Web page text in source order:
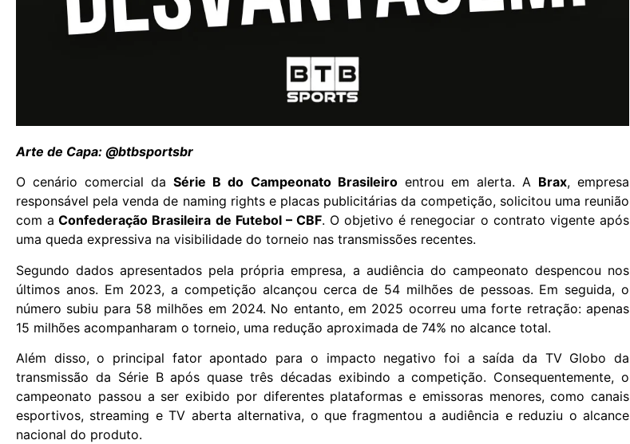
Arte de Capa: @btbsportsbr
O cenário comercial daSérie B do Campeonato Brasileiroentrou em alerta. A Brax, empresa
responsável pela venda de naming rights e placas publicitárias da competição, solicitou uma reunião
com a Confederação Brasileira de Futebol – CBF. O objetivo é renegociar o contrato vigente após
uma queda expressiva na visibilidade do torneio nas transmissões recentes.
Segundo dados apresentados pela própria empresa, a audiência do campeonato despencou nos
últimos anos. Em 2023, a competição alcançou cerca de 54 milhões de pessoas. Em seguida, o
número subiu para 58 milhões em 2024. No entanto, em 2025 ocorreu uma forte retração: apenas
15 milhões acompanharam o torneio, uma redução aproximada de 74% no alcance total.
Além disso, o principal fator apontado para o impacto negativo foi a saída da TV Globo da
transmissão da Série B após quase três décadas exibindo a competição. Consequentemente, o
campeonato passou a ser exibido por diferentes plataformas e emissoras menores, como canais
esportivos, streaming e TV aberta alternativa, o que fragmentou a audiência e reduziu o alcance
nacional do produto.